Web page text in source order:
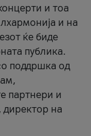
и тоа
и на
ќе биде
публика.
поддршка од
партнери и
директор на